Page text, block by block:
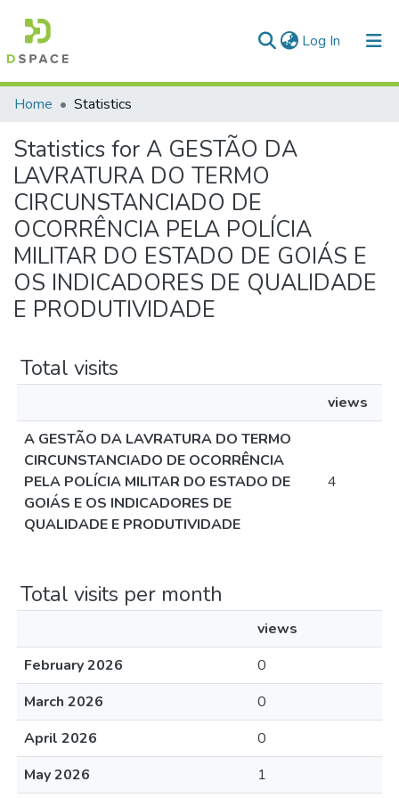
Log In (current)
Communities & Collections
All of DSpace
Home Statistics
Statistics for A GESTÃO DA
LAVRATURA DO TERMO
CIRCUNSTANCIADO DE
OCORRÊNCIA PELA POLÍCIA
MILITAR DO ESTADO DE GOIÁS E
OS INDICADORES DE QUALIDADE
E PRODUTIVIDADE
Total visits
views
A GESTÃO DA LAVRATURA DO TERMO
CIRCUNSTANCIADO DE OCORRÊNCIA
PELA POLÍCIA MILITAR DO ESTADO DE
GOIÁS E OS INDICADORES DE
QUALIDADE E PRODUTIVIDADE
4
Total visits per month
views
February 2026
0
March 2026
0
April 2026
0
May 2026
1